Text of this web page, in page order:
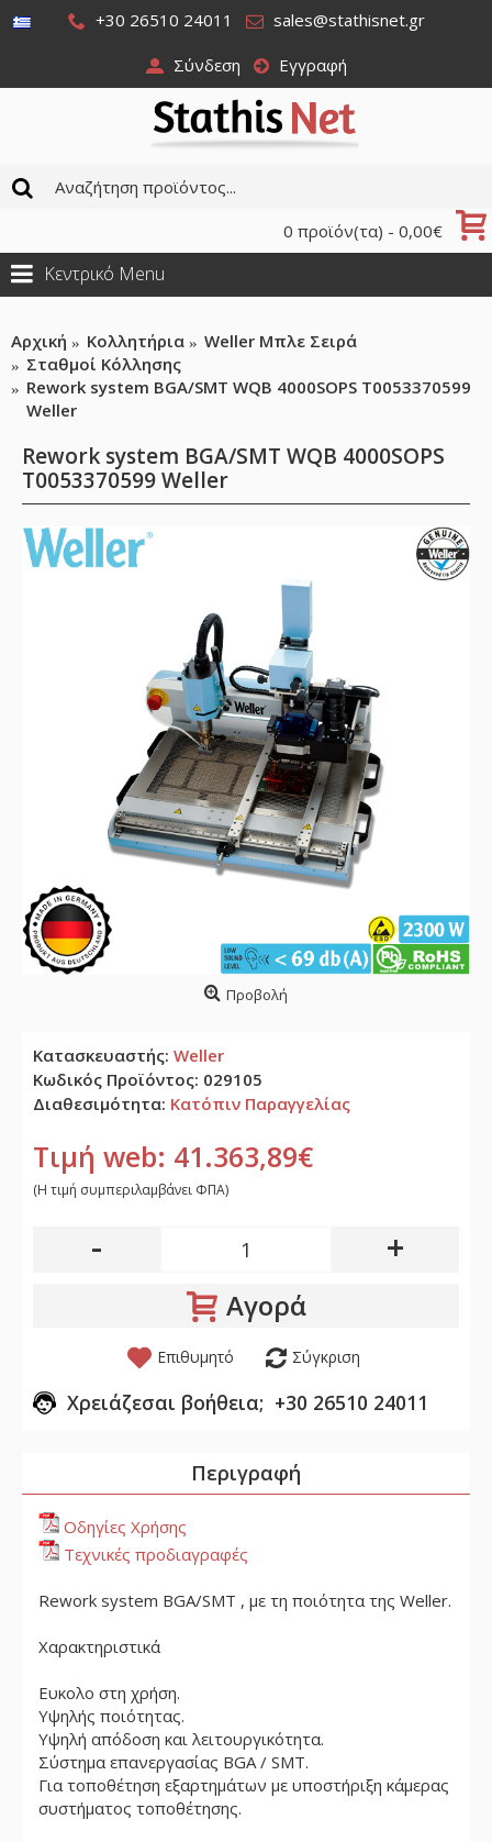
+30 26510 24011 sales@stathisnet.gr
Σύνδεση Εγγραφή
0 προϊόν(τα) - 0,00€
Κεντρικό Menu
Αρχική Κολλητήρια
Weller Μπλε Σειρά
Σταθμοί Κόλλησης
Rework system BGA/SMT WQB 4000SOPS T0053370599
Weller
Rework system BGA/SMT WQB 4000SOPS
T0053370599 Weller
Προβολή
Κατασκευαστής: Weller
Κωδικός Προϊόντος: 029105
Διαθεσιμότητα: Κατόπιν Παραγγελίας
Τιμή web: 41.363,89€
(H τιμή συμπεριλαμβάνει ΦΠΑ)
- +
Αγορά
Επιθυμητό Σύγκριση
Χρειάζεσαι βοήθεια; +30 26510 24011
Περιγραφή
Οδηγίες Χρήσης
Τεχνικές προδιαγραφές
Rework system BGA/SMT , με τη ποιότητα της Weller.
Χαρακτηριστικά
Ευκολο στη χρήση.
Υψηλής ποιότητας.
Υψηλή απόδοση και λειτουργικότητα.
Σύστημα επανεργασίας BGA / SMT.
Για τοποθέτηση εξαρτημάτων με υποστήριξη κάμερας
συστήματος τοποθέτησης.